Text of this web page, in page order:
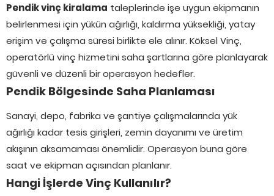
Pendik vinç kiralama taleplerinde işe uygun ekipmanın
belirlenmesi için yükün ağırlığı, kaldırma yüksekliği, yatay
erişim ve çalışma süresi birlikte ele alınır. Köksel Vinç,
operatörlü vinç hizmetini saha şartlarına göre planlayarak
güvenli ve düzenli bir operasyon hedefler.
Pendik Bölgesinde Saha Planlaması
Sanayi, depo, fabrika ve şantiye çalışmalarında yük
ağırlığı kadar tesis girişleri, zemin dayanımı ve üretim
akışının aksamaması önemlidir. Operasyon buna göre
saat ve ekipman açısından planlanır.
Hangi İşlerde Vinç Kullanılır?